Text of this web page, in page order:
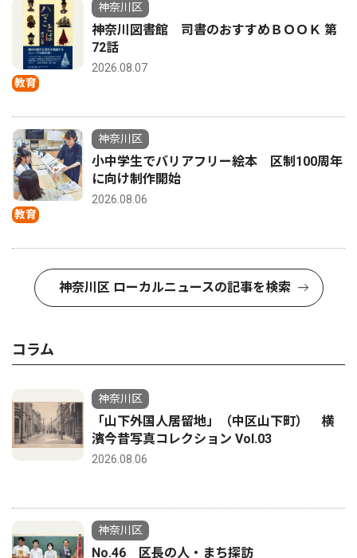
教育
神奈川区
神奈川図書館 司書のおすすめＢＯＯＫ 第
72話
2026.08.07
教育
神奈川区
小中学生でバリアフリー絵本 区制100周年
に向け制作開始
2026.08.06
神奈川区 ローカルニュースの記事を検索
コラム
神奈川区
「山下外国人居留地」（中区山下町） 横
濱今昔写真コレクション Vol.03
2026.08.06
神奈川区
No.46 区長の人・まち探訪